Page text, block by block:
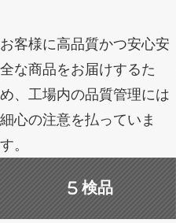
お客様に高品質かつ安心安
全な商品をお届けするた
め、工場内の品質管理には
細心の注意を払っていま
す。
検品